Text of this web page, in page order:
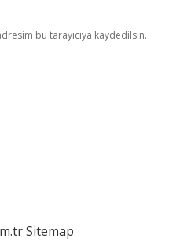
bu tarayıcıya kaydedilsin.
Sitemap